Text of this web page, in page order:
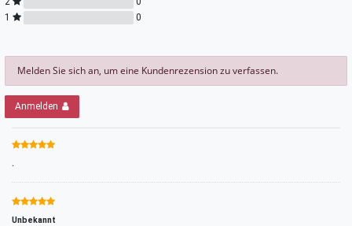
1
0
Melden Sie sich an, um eine Kundenrezension zu verfassen.
Anmelden
.
Unbekannt